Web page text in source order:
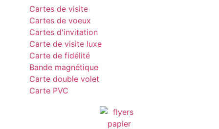
Cartes de visite
Cartes de voeux
Cartes d'invitation
Carte de visite luxe
Carte de fidélité
Bande magnétique
Carte double volet
Carte PVC